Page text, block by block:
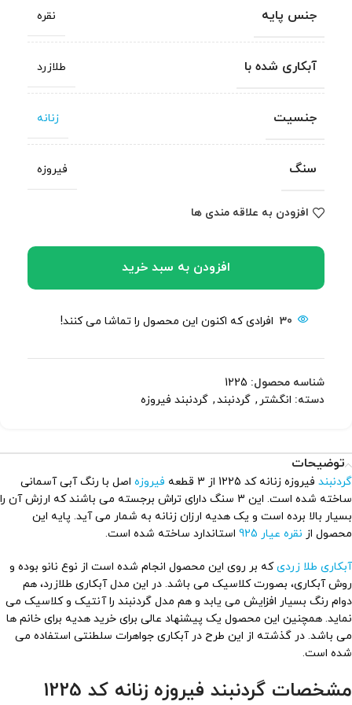
جنس پایه نقره
آبکاری شده با طلازرد
جنسیت زنانه
سنگ فیروزه
افزودن به علاقه مندی ها
افزودن به سبد خرید
30 افرادی که اکنون این محصول را تماشا می کنند!
شناسه محصول: 1225
دسته: انگشتر , گردنبند, گردنبند فیروزه
توضیحات
گردنبند فیروزه زنانه کد 1225 از 3 قطعه فیروزه اصل با رنگ آبی آسمانی
ساخته شده است. این 3 سنگ دارای تراش برجسته می باشند که ارزش آن را
بسیار بالا برده است و یک هدیه ارزان زنانه به شمار می آید. پایه این
محصول از نقره عیار 925 استاندارد ساخته شده است.
آبکاری طلا زردیکه بر روی این محصول انجام شده است از نوع نانو بوده و
روش آبکاری، بصورت کلاسیک می باشد. در این مدل آبکاری طلازرد، هم
دوام رنگ بسیار افزایش می یابد و هم مدل گردنبند را آنتیک و کلاسیک می
نماید. همچنین این محصول یک پیشنهاد عالی برای خرید هدیه برای خانم ها
می باشد. در گذشته از این طرح در آبکاری جواهرات سلطنتی استفاده می
شده است.
مشخصات گردنبند فیروزه زنانه کد 1225